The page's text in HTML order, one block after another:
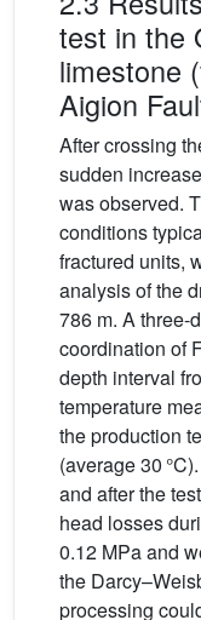
test in the
limestone
Aigion
After crossing
sudden
was observed.
conditions
fractured units,
analysis of the
786 m. A three-
coordination of
depth interval
temperature
the production
(average 30
and after the
head losses
0.12 MPa and
the
processing